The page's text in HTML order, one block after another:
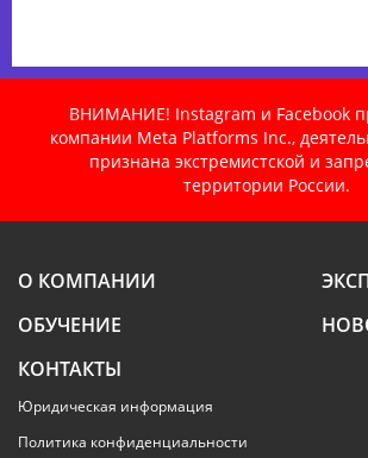
ВНИМАНИЕ! Instagram и Facebook
компании Meta Platforms Inc.,
признана экстремистской и
территории России.
О КОМПАНИИ
ОБУЧЕНИЕ
КОНТАКТЫ
Юридическая информация
Политика конфиденциальности